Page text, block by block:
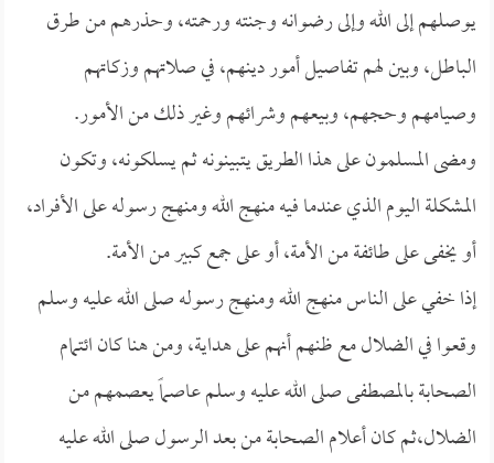
يوصلهم إلى الله وإلى رضوانه وجنته ورحمته، وحذرهم من طرق
الباطل، وبين لهم تفاصيل أمور دينهم، في صلاتهم وزكاتهم
وصيامهم وحجهم، وبيعهم وشرائهم وغير ذلك من الأمور.
ومضى المسلمون على هذا الطريق يتبينونه ثم يسلكونه، وتكون
المشكلة اليوم الذي عندما فيه منهج الله ومنهج رسوله على الأفراد،
أو يخفى على طائفة من الأمة، أو على جمع كبير من الأمة.
إذا خفي على الناس منهج الله ومنهج رسوله صلى الله عليه وسلم
وقعوا في الضلال مع ظنهم أنهم على هداية، ومن هنا كان ائتمام
الصحابة بالمصطفى صلى الله عليه وسلم عاصماً يعصمهم من
الضلال،ثم كان أعلام الصحابة من بعد الرسول صلى الله عليه